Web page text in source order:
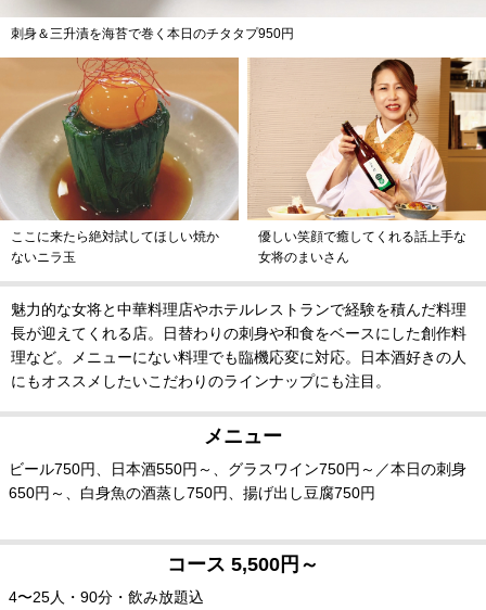
刺身＆三升漬を海苔で巻く本日のチタタプ950円
ここに来たら絶対試してほしい焼か
ないニラ玉
優しい笑顔で癒してくれる話上手な
女将のまいさん
魅力的な女将と中華料理店やホテルレストランで経験を積んだ料理
長が迎えてくれる店。日替わりの刺身や和食をベースにした創作料
理など。メニューにない料理でも臨機応変に対応。日本酒好きの人
にもオススメしたいこだわりのラインナップにも注目。
メニュー
ビール750円、日本酒550円～、グラスワイン750円～／本日の刺身
650円～、白身魚の酒蒸し750円、揚げ出し豆腐750円
コース 5,500円～
4〜25人・90分・飲み放題込